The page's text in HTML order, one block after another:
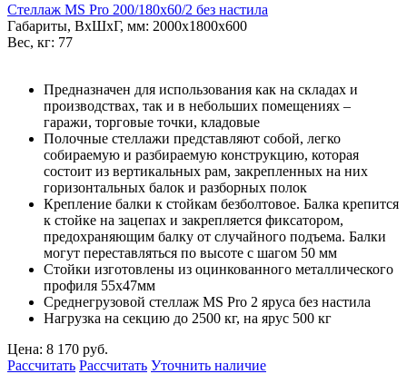
Стеллаж MS Pro 200/180x60/2 без настила
Габариты, ВxШxГ, мм: 2000x1800x600
Вес, кг: 77
Предназначен для использования как на складах и
производствах, так и в небольших помещениях –
гаражи, торговые точки, кладовые
Полочные стеллажи представляют собой, легко
собираемую и разбираемую конструкцию, которая
состоит из вертикальных рам, закрепленных на них
горизонтальных балок и разборных полок
Крепление балки к стойкам безболтовое. Балка крепится
к стойке на зацепах и закрепляется фиксатором,
предохраняющим балку от случайного подъема. Балки
могут переставляться по высоте с шагом 50 мм
Стойки изготовлены из оцинкованного металлического
профиля 55х47мм
Среднегрузовой стеллаж MS Pro 2 ярусa без настила
Нагрузка на секцию до 2500 кг, на ярус 500 кг
Цена: 8 170 руб.
Рассчитать Рассчитать Уточнить наличие